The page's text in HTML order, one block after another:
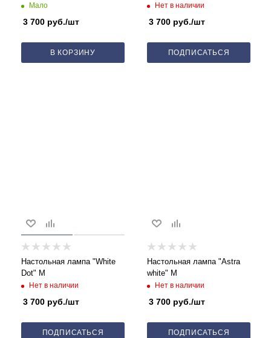
Мало
3 700 руб./шт
В КОРЗИНУ
Нет в наличии
3 700 руб./шт
ПОДПИСАТЬСЯ
Настольная лампа "White
Dot" M
Нет в наличии
3 700 руб./шт
ПОДПИСАТЬСЯ
Настольная лампа "Astra
white" M
Нет в наличии
3 700 руб./шт
ПОДПИСАТЬСЯ